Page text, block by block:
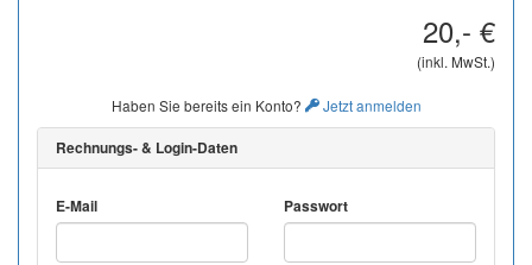
20,- €
(inkl. MwSt.)
Haben Sie bereits ein Konto? Jetzt anmelden
Rechnungs- & Login-Daten
E-Mail Passwort